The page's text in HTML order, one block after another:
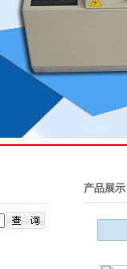
产品展示